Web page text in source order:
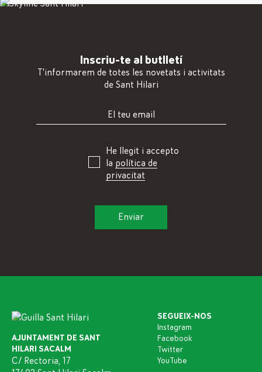
Inscriu-te al butlletí
T'informarem de totes les novetats i activitats
de Sant Hilari
He llegit i accepto
la política de
privacitat
AJUNTAMENT DE SANT
HILARI SACALM
C/ Rectoria, 17
SEGUEIX-NOS
Instagram
Facebook
Twitter
YouTube